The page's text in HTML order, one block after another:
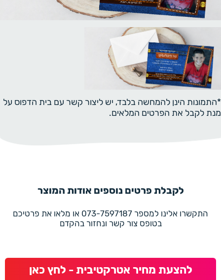
*התמונות הינן להמחשה בלבד, יש ליצור קשר עם בית הדפוס על
מנת לקבל את הפרטים המלאים.
לקבלת פרטים נוספים אודות המוצר
התקשרו אלינו למספר 073-7597187 או מלאו את פרטיכם
בטופס צור קשר ונחזור בהקדם
להצעת מחיר אטרקטיבית - לחץ כאן